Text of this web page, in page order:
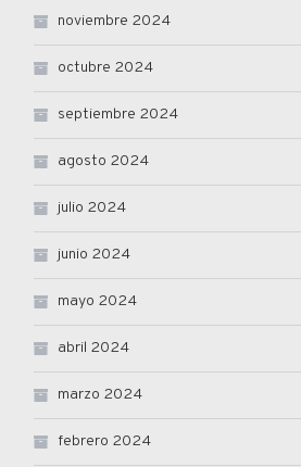
noviembre 2024
octubre 2024
septiembre 2024
agosto 2024
julio 2024
junio 2024
mayo 2024
abril 2024
marzo 2024
febrero 2024